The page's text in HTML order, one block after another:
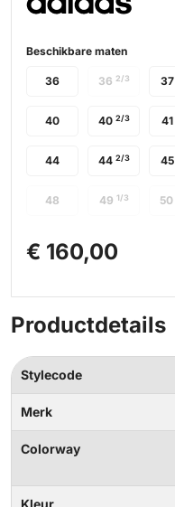
Beschikbare maten
36 37
40 40 2/3 41
44 44 2/3 45
36 2/3
48 49 1/3 50
€ 160,00
Productdetails
Stylecode
Merk
Colorway